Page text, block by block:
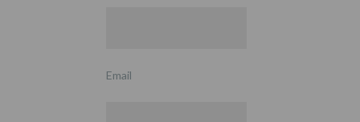
Email